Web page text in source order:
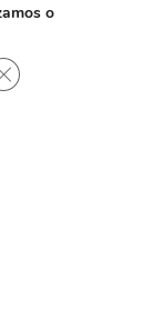
o
Cerrar el banner de